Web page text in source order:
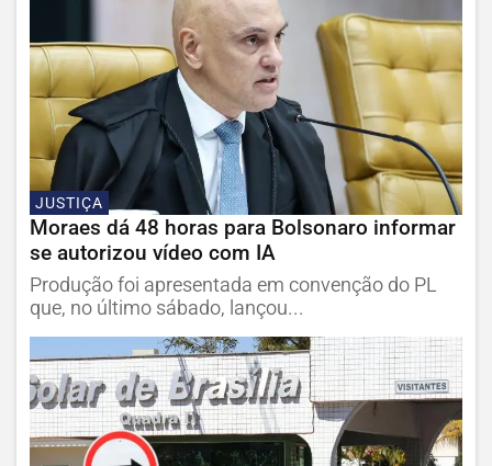
JUSTIÇA
Moraes dá 48 horas para Bolsonaro informar
se autorizou vídeo com IA
Produção foi apresentada em convenção do PL
que, no último sábado, lançou...